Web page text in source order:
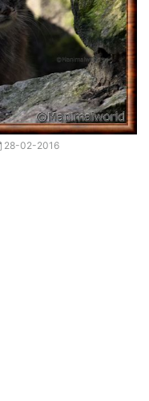
28-02-2016